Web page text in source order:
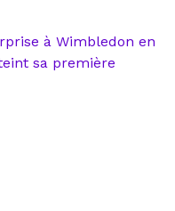
à Wimbledon en
sa première